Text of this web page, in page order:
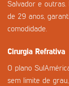
Salvador e outras.
de 29 anos,
comodidade.
Cirurgia Refrativa
O plano
sem limite de